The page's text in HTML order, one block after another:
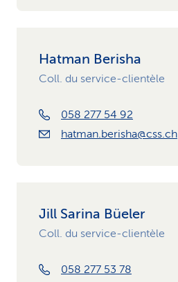
Hatman Berisha
Coll. du service-clientèle
058 277 54 92
hatman.berisha@css.ch
Jill Sarina Büeler
Coll. du service-clientèle
058 277 53 78